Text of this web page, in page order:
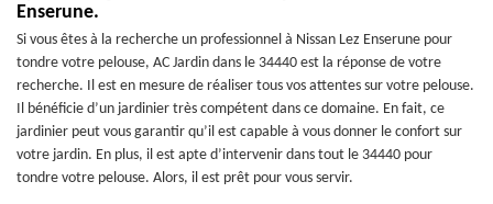
Enserune.
Si vous êtes à la recherche un professionnel à Nissan Lez Enserune pour
tondre votre pelouse, AC Jardin dans le 34440 est la réponse de votre
recherche. Il est en mesure de réaliser tous vos attentes sur votre pelouse.
Il bénéficie d’un jardinier très compétent dans ce domaine. En fait, ce
jardinier peut vous garantir qu’il est capable à vous donner le confort sur
votre jardin. En plus, il est apte d’intervenir dans tout le 34440 pour
tondre votre pelouse. Alors, il est prêt pour vous servir.